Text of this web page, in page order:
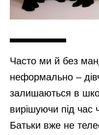
Часто ми й без
неформально –
залишаються в
вирішуючи під час
Батьки вже не